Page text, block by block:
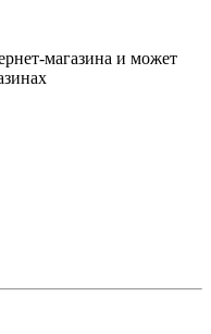
магазина и может